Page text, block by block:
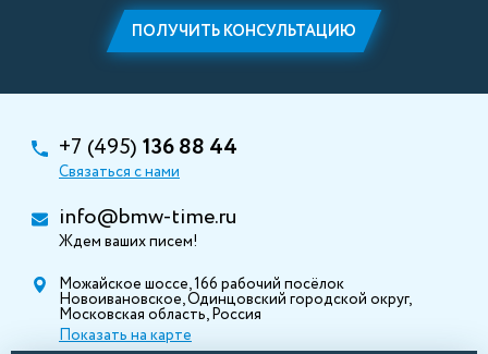
ПОЛУЧИТЬ КОНСУЛЬТАЦИЮ
+7 (495) 136 88 44
Связаться с нами
info@bmw-time.ru
Ждем ваших писем!
Можайское шоссе, 166 рабочий посёлок
Новоивановское, Одинцовский городской округ,
Московская область, Россия
Показать на карте